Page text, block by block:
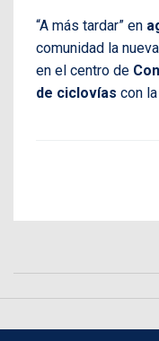
“A más tardar” en
comunidad la nueva
en el centro de
de ciclovías con